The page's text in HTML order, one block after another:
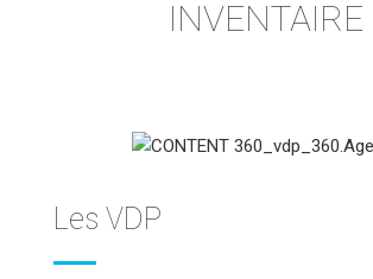
INVENTAIRE
Les VDP